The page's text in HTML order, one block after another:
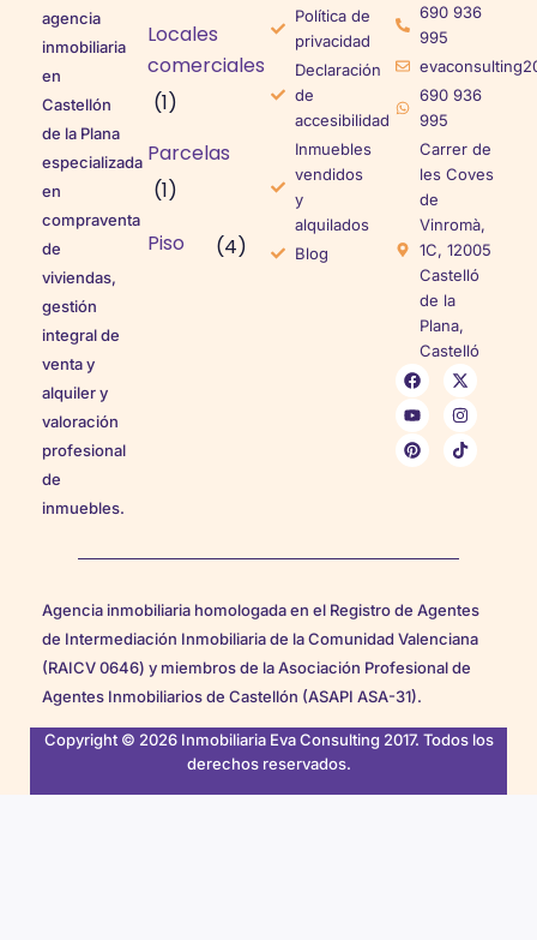
agencia
inmobiliaria
en
Castellón
de la Plana
especializada
en
compraventa
de
viviendas,
gestión
integral de
venta y
alquiler y
valoración
profesional
de
inmuebles.
Locales
comerciales
(1)
Parcelas
(1)
Piso
(4)
Política de
privacidad
Declaración
de
accesibilidad
Inmuebles
vendidos
y
alquilados
Blog
690 936
995
690 936
995
Carrer de
les Coves
de
Vinromà,
1C, 12005
Castelló
de la
Plana,
Castelló
Agencia inmobiliaria homologada en el Registro de Agentes
de Intermediación Inmobiliaria de la Comunidad Valenciana
(RAICV 0646) y miembros de la Asociación Profesional de
Agentes Inmobiliarios de Castellón (ASAPI ASA-31).
Copyright © 2026 Inmobiliaria Eva Consulting 2017. Todos los
derechos reservados.